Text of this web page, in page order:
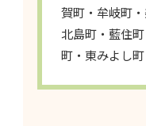
賀町・牟岐町・
北島町・藍住
町・東みよし町